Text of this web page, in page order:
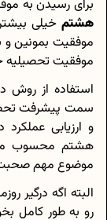
برای رسیدن به
هشتم خیلی
موفقیت بمونین
موفقیت تحصیلیه
استفاده از روش
سمت پیشرفت
و ارزیابی
هشتم محسوب
موضوع مهم
البته اگه درگیر
رو به طور کامل